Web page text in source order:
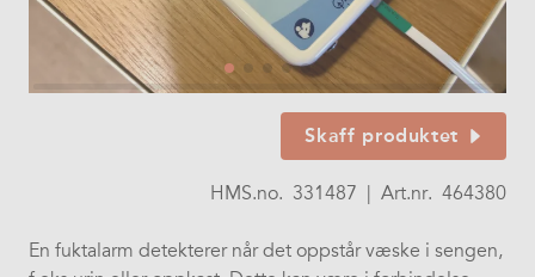
Skaff produktet
HMS.no. 331487 | Art.nr. 464380
En fuktalarm detekterer når det oppstår væske i sengen,